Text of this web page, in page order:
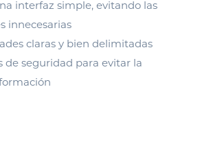
interfaz simple, evitando las
innecesarias
claras y bien delimitadas
de seguridad para evitar la